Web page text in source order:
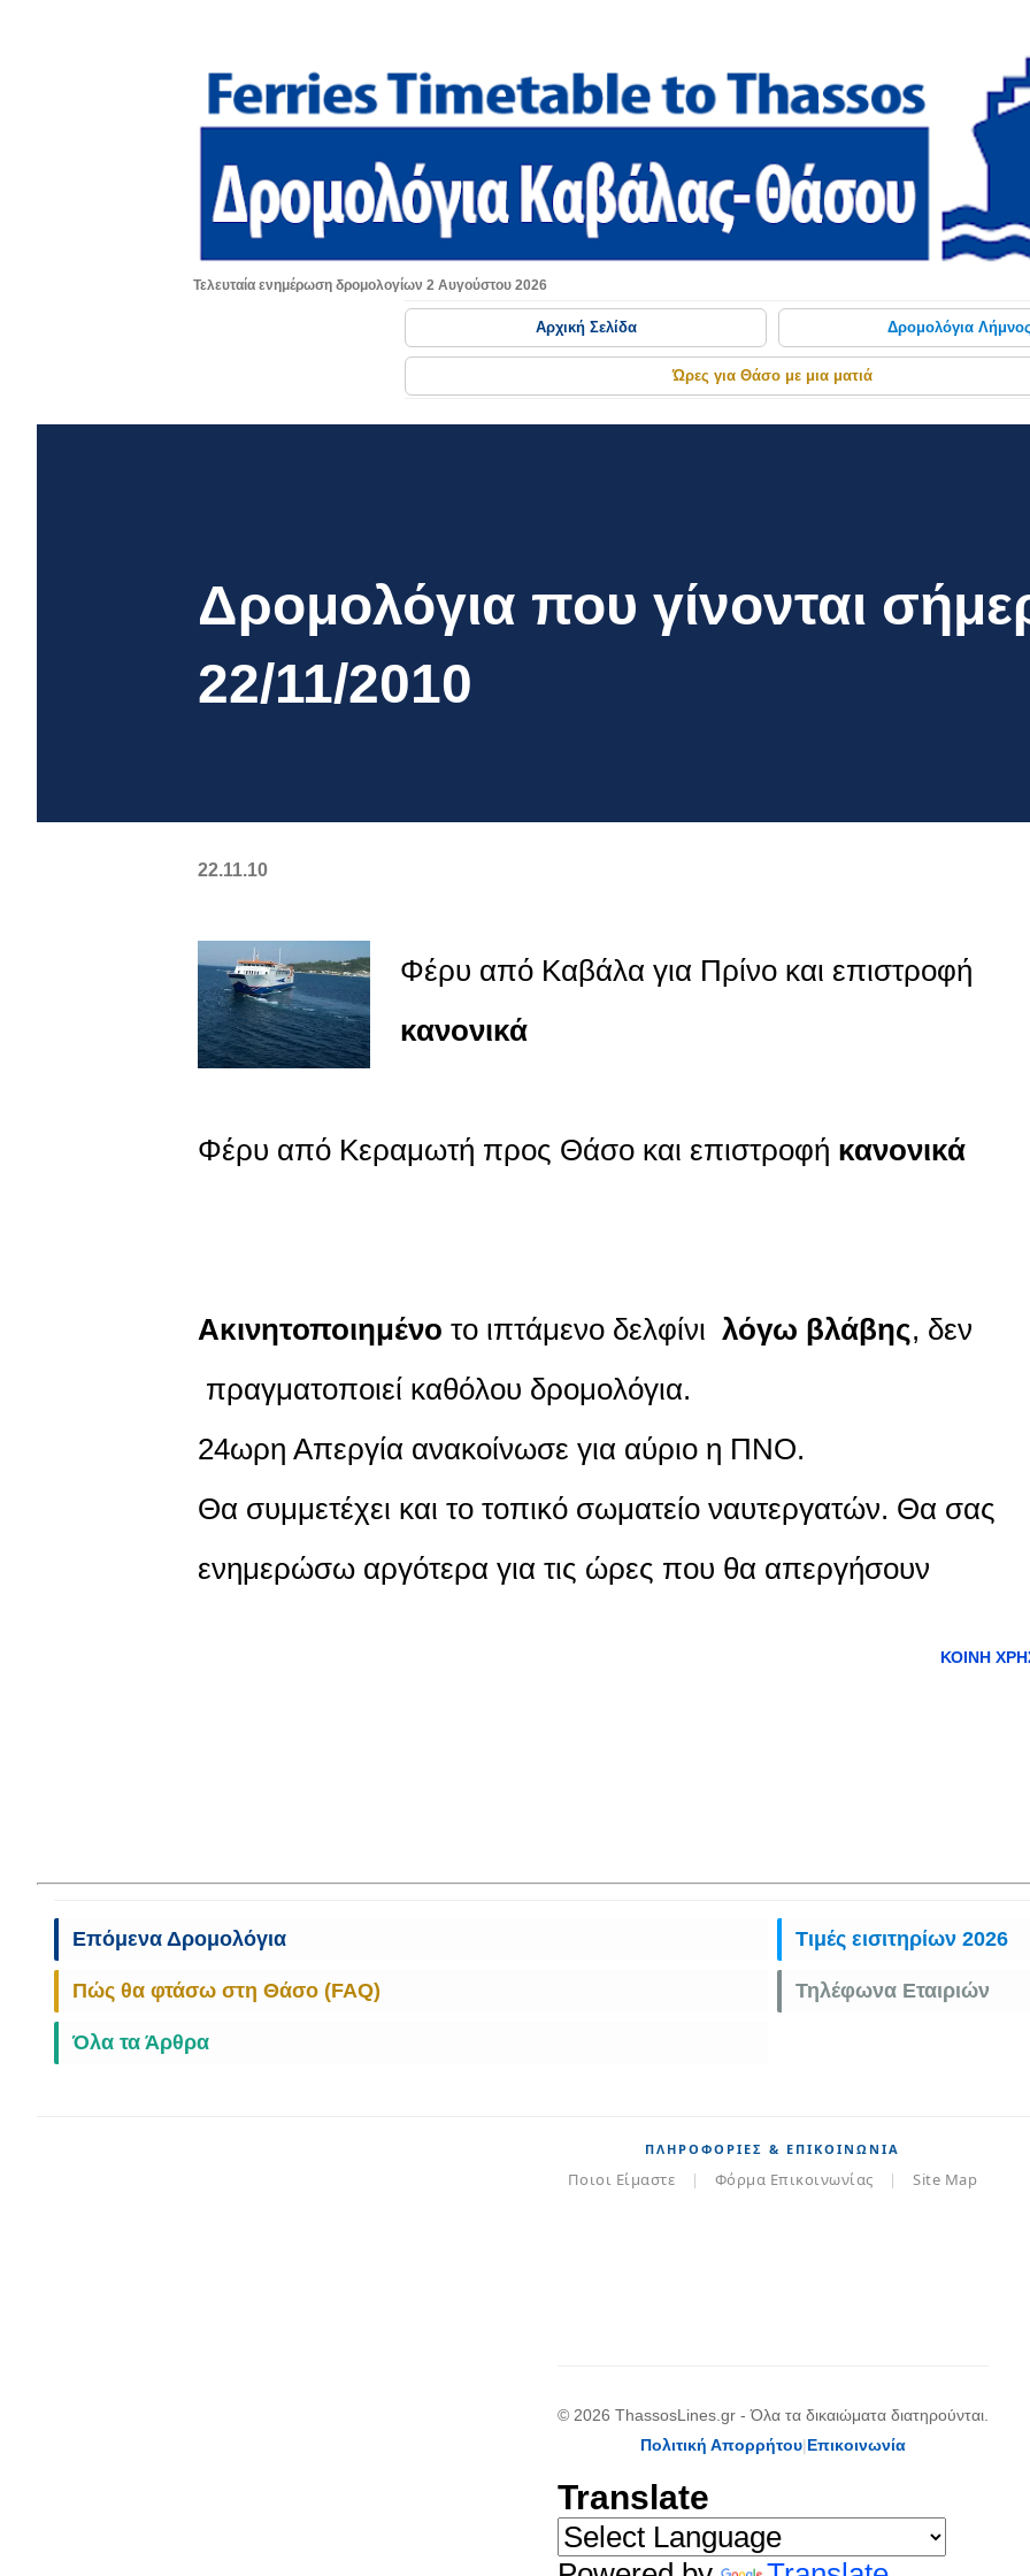
Τελευταία ενημέρωση δρομολογίων 2 Αυγούστου 2026
Αρχική Σελίδα Δρομολόγια
Ώρες για Θάσο με μια ματιά
Δρομολόγια που γίνονται
22/11/2010
22.11.10
Φέρυ από Καβάλα για Πρίνο και επιστροφή
κανονικά
Φέρυ από Κεραμωτή προς Θάσο και επιστροφή κανονικά
Ακινητοποιημένο το ιπτάμενο δελφίνι λόγω βλάβης, δεν
πραγματοποιεί καθόλου δρομολόγια.
24ωρη Απεργία ανακοίνωσε για αύριο η ΠΝΟ.
Θα συμμετέχει και το τοπικό σωματείο ναυτεργατών. Θα σας
ενημερώσω αργότερα για τις ώρες που θα απεργήσουν
ΚΟΙΝΉ
Επόμενα Δρομολόγια Τιμές εισιτηρίων 2026
Πώς θα φτάσω στη Θάσο (FAQ) Τηλέφωνα Εταιριών
Όλα τα Άρθρα
ΠΛΗΡΟΦΟΡΊΕΣ & ΕΠΙΚΟΙΝΩΝΊΑ
Ποιοι Είμαστε | Φόρμα Επικοινωνίας | Site Map
© 2026 ThassosLines.gr - Όλα τα δικαιώματα διατηρούνται.
Πολιτική Απορρήτου|Επικοινωνία
Translate